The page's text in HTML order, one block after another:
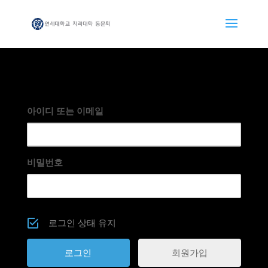
아이디 또는 이메일
비밀번호
로그인 상태 유지
회원가입